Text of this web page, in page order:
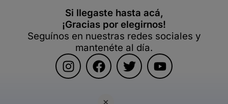
×
Si llegaste hasta acá,
¡Gracias por elegirnos!
Seguínos en nuestras redes sociales y
mantenéte al día.